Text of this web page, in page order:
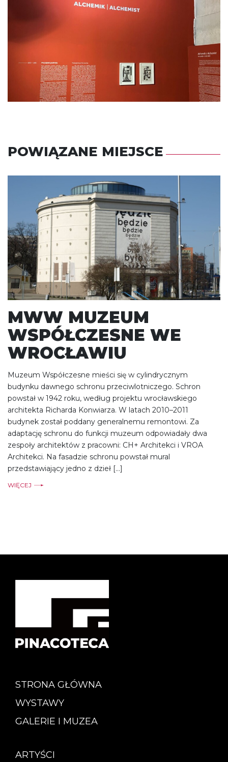
POWIĄZANE MIEJSCE
MWW MUZEUM
WSPÓŁCZESNE WE
WROCŁAWIU
Muzeum Współczesne mieści się w cylindrycznym
budynku dawnego schronu przeciwlotniczego. Schron
powstał w 1942 roku, według projektu wrocławskiego
architekta Richarda Konwiarza. W latach 2010–2011
budynek został poddany generalnemu remontowi. Za
adaptację schronu do funkcji muzeum odpowiadały dwa
zespoły architektów z pracowni: CH+ Architekci i VROA
Architekci. Na fasadzie schronu powstał mural
przedstawiający jedno z dzieł […]
WIĘCEJ
STRONA GŁÓWNA
WYSTAWY
GALERIE I MUZEA
ARTYŚCI